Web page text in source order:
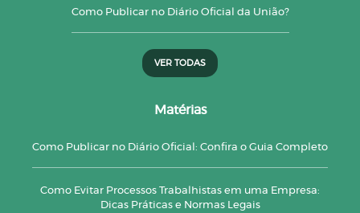
Como Publicar no Diário Oficial da União?
VER TODAS
Matérias
Como Publicar no Diário Oficial: Confira o Guia Completo
Como Evitar Processos Trabalhistas em uma Empresa:
Dicas Práticas e Normas Legais